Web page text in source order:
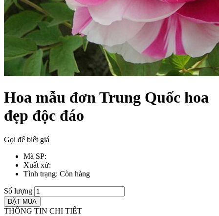
Hoa mẫu đơn Trung Quốc hoa
đẹp độc đáo
Gọi để biết giá
Mã SP:
Xuất xứ:
Tình trạng: Còn hàng
Số lượng
THÔNG TIN CHI TIẾT